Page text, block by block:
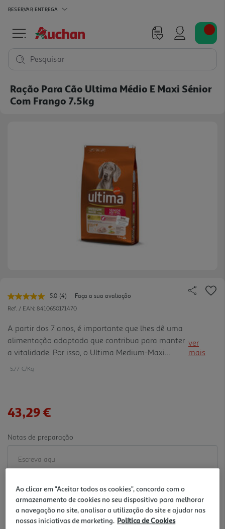
RESERVAR ENTREGA
Pesquisar
Ração Para Cão Ultima Médio E Maxi Sénior
Com Frango 7.5kg
5.0 Leu
4
para
a
mesma
página.
(4)
Faça a sua avaliação
Ref. / EAN: 8410650171470
A partir dos 7 anos, é importante que lhes dê uma
alimentação adaptada que contribua para manter
a vitalidade. Por isso, o Ultima Medium-Maxi
Sênior AgeVital+7 foi formulado com uma dose
fortes, bem como fontes de proteína de alta
ver
mais
5.77 €/Kg
43,29 €
Notas de preparação
Disponibilidade na loja: Auchan Amadora
Entrega estimada entre10/08/2026 e 11/08/2026
Ao clicar em "Aceitar todos os cookies", concorda com o
armazenamento de cookies no seu dispositivo para melhorar
a navegação no site, analisar a utilização do site e ajudar nas
nossas iniciativas de marketing. Política de Cookies